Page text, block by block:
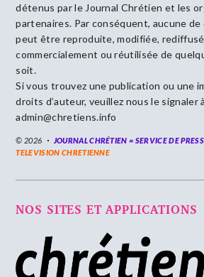
détenus par le Journal Chrétien et les
partenaires. Par conséquent, aucune
peut être reproduite, modifiée,
commercialement ou réutilisée de
soit.
Si vous trouvez une publication ou une
droits d’auteur, veuillez nous le signaler
admin@chretiens.info
© 2026 JOURNAL CHRÉTIEN = SERVICE DE
TELEVISION CHRETIENNE
NOS SITES ET APPLICATIONS